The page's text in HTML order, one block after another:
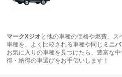
マークXジオ と他の車種の価格や燃費、ス
車種を、よく比較される車種や同じ ミニ
お気に入りの車種を見つけたら、豊富な
得・納得の車選びをお手伝いします！